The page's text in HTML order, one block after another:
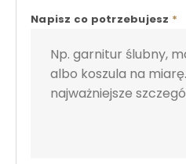
Napisz co potrzebujesz *